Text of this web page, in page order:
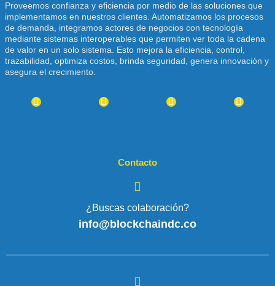
Proveemos confianza y eficiencia por medio de las soluciones que
implementamos en nuestros clientes. Automatizamos los procesos
de demanda, integramos actores de negocios con tecnología
mediante sistemas interoperables que permiten ver toda la cadena
de valor en un solo sistema. Esto mejora la eficiencia, control,
trazabilidad, optimiza costos, brinda seguridad, genera innovación y
asegura el crecimiento.
Contacto
¿Buscas colaboración?
info@blockchaindc.co